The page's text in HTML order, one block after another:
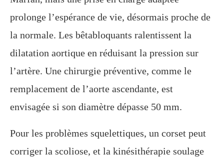
prolonge l’espérance de vie, désormais proche de
la normale. Les bêtabloquants ralentissent la
dilatation aortique en réduisant la pression sur
l’artère. Une chirurgie préventive, comme le
remplacement de l’aorte ascendante, est
envisagée si son diamètre dépasse 50 mm.
Pour les problèmes squelettiques, un corset peut
corriger la scoliose, et la kinésithérapie soulage